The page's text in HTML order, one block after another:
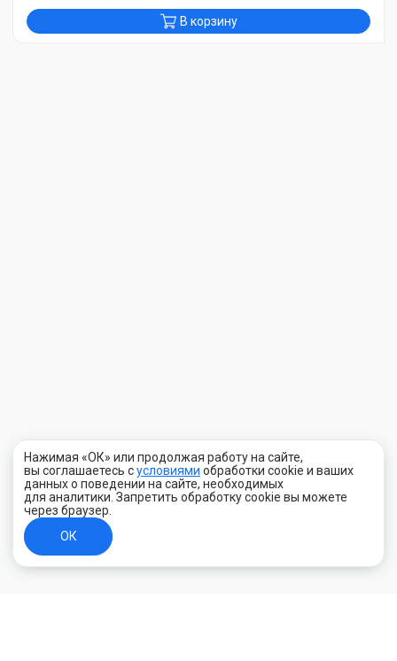
В корзину
Нажимая «ОК» или продолжая работу на сайте,
вы соглашаетесь сусловиями обработки cookie и ваших
данных о поведении на сайте, необходимых
для аналитики. Запретить обработку cookie вы можете
через браузер.
ОК